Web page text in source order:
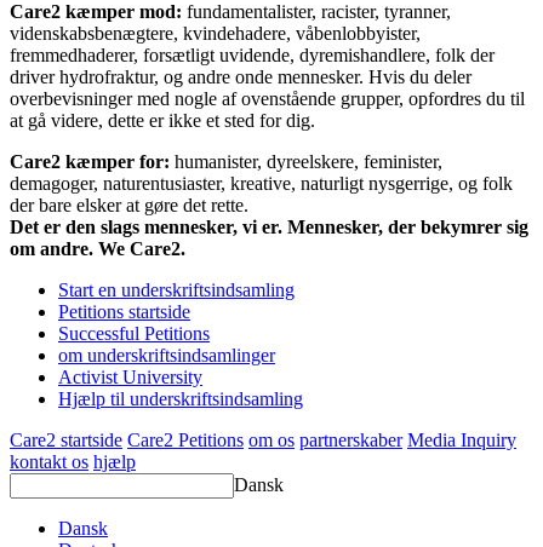
Care2 kæmper mod: fundamentalister, racister, tyranner,
videnskabsbenægtere, kvindehadere, våbenlobbyister,
fremmedhaderer, forsætligt uvidende, dyremishandlere, folk der
driver hydrofraktur, og andre onde mennesker. Hvis du deler
overbevisninger med nogle af ovenstående grupper, opfordres du til
at gå videre, dette er ikke et sted for dig.
Care2 kæmper for: humanister, dyreelskere, feminister,
demagoger, naturentusiaster, kreative, naturligt nysgerrige, og folk
der bare elsker at gøre det rette.
Det er den slags mennesker, vi er. Mennesker, der bekymrer sig
om andre. We Care2.
Start en underskriftsindsamling
Petitions startside
Successful Petitions
om underskriftsindsamlinger
Activist University
Hjælp til underskriftsindsamling
Care2 startside Care2 Petitions om os partnerskaber Media Inquiry
kontakt os hjælp
Dansk
Dansk